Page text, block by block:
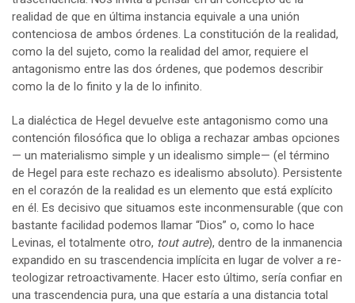
realidad de que en última instancia equivale a una unión
contenciosa de ambos órdenes. La constitución de la realidad,
como la del sujeto, como la realidad del amor, requiere el
antagonismo entre las dos órdenes, que podemos describir
como la de lo finito y la de lo infinito.
La dialéctica de Hegel devuelve este antagonismo como una
contención filosófica que lo obliga a rechazar ambas opciones
— un materialismo simple y un idealismo simple— (el término
de Hegel para este rechazo es idealismo absoluto). Persistente
en el corazón de la realidad es un elemento que está explícito
en él. Es decisivo que situamos este inconmensurable (que con
bastante facilidad podemos llamar “Dios” o, como lo hace
Levinas, el totalmente otro, tout autre), dentro de la inmanencia
expandido en su trascendencia implícita en lugar de volver a re-
teologizar retroactivamente. Hacer esto último, sería confiar en
una trascendencia pura, una que estaría a una distancia total